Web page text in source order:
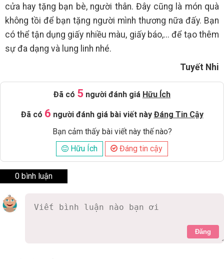
cửa hay tặng bạn bè, người thân. Đây cũng là món quà
không tồi để bạn tặng người mình thương nữa đấy. Bạn
có thể tận dụng giấy nhiều màu, giấy báo,... để tạo thêm
sự đa dạng và lung linh nhé.
Tuyết Nhi
Đã có 5 người đánh giá Hữu Ích
Đã có 6 người đánh giá bài viết này Đáng Tin Cậy
Bạn cảm thấy bài viết này thế nào?
Hữu Ích
Đáng tin cậy
0 bình luận
Đăng